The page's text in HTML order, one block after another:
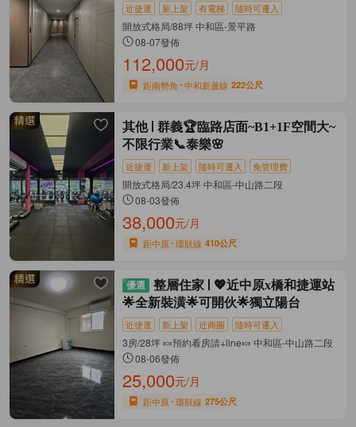
近捷運 新上架 有電梯 隨時可遷入
開放式格局/88坪 中和區-景平路
08-07發佈
112,000元/月
距南勢角 中和新蘆線 222公尺
其他
群義🏆臨路店面~B1+1F空間大~
不限行業📞泰樂🌸
近捷運 新上架 隨時可遷入 免管理費
開放式格局/23.4坪 中和區-中山路二段
08-03發佈
38,000元/月
距中原 環狀線 410公尺
整層住家
💖近中原x橋和捷運站
🌟全新裝潢🌟可開伙🌟獨立陽台
近捷運 新上架 近商圈 隨時可遷入
3房/28坪 🍬預約看房請+line🍬 中和區-中山路二段
08-06發佈
25,000元/月
距中原 環狀線 275公尺